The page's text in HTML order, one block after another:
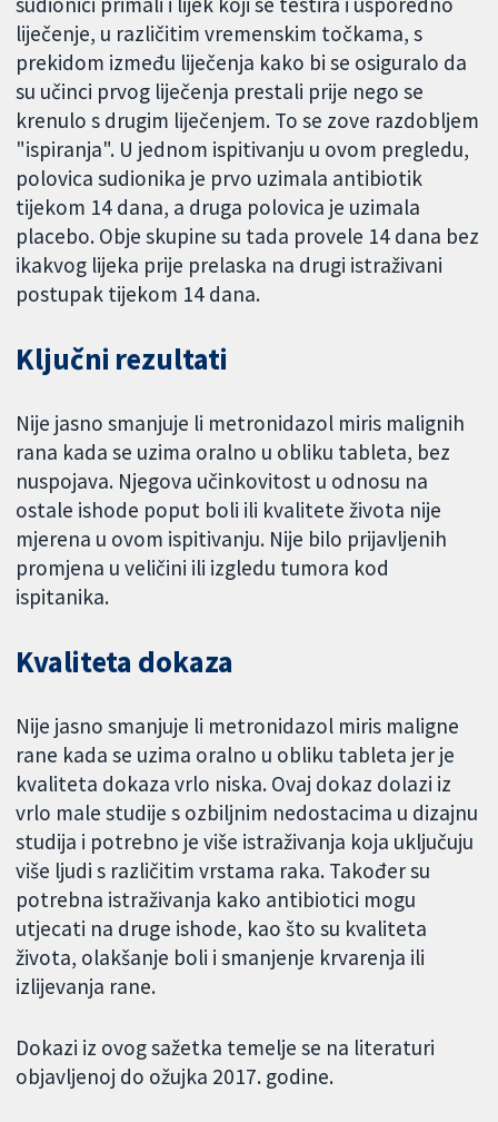
liječenje, u različitim vremenskim točkama, s
prekidom između liječenja kako bi se osiguralo da
su učinci prvog liječenja prestali prije nego se
krenulo s drugim liječenjem. To se zove razdobljem
"ispiranja". U jednom ispitivanju u ovom pregledu,
polovica sudionika je prvo uzimala antibiotik
tijekom 14 dana, a druga polovica je uzimala
placebo. Obje skupine su tada provele 14 dana bez
ikakvog lijeka prije prelaska na drugi istraživani
postupak tijekom 14 dana.
Ključni rezultati
Nije jasno smanjuje li metronidazol miris malignih
rana kada se uzima oralno u obliku tableta, bez
nuspojava. Njegova učinkovitost u odnosu na
ostale ishode poput boli ili kvalitete života nije
mjerena u ovom ispitivanju. Nije bilo prijavljenih
promjena u veličini ili izgledu tumora kod
ispitanika.
Kvaliteta dokaza
Nije jasno smanjuje li metronidazol miris maligne
rane kada se uzima oralno u obliku tableta jer je
kvaliteta dokaza vrlo niska. Ovaj dokaz dolazi iz
vrlo male studije s ozbiljnim nedostacima u dizajnu
studija i potrebno je više istraživanja koja uključuju
više ljudi s različitim vrstama raka. Također su
potrebna istraživanja kako antibiotici mogu
utjecati na druge ishode, kao što su kvaliteta
života, olakšanje boli i smanjenje krvarenja ili
izlijevanja rane.
Dokazi iz ovog sažetka temelje se na literaturi
objavljenoj do ožujka 2017. godine.